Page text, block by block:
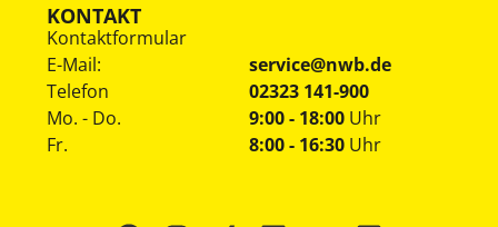
KONTAKT
Kontaktformular
E-Mail:
service@nwb.de
Telefon
02323 141-900
Mo. - Do.
Fr.
9:00 - 18:00 Uhr
8:00 - 16:30 Uhr